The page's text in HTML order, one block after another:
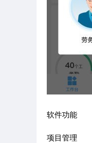
软件功能
项目管理